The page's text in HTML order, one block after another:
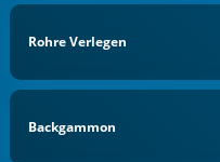
Rohre Verlegen
Backgammon